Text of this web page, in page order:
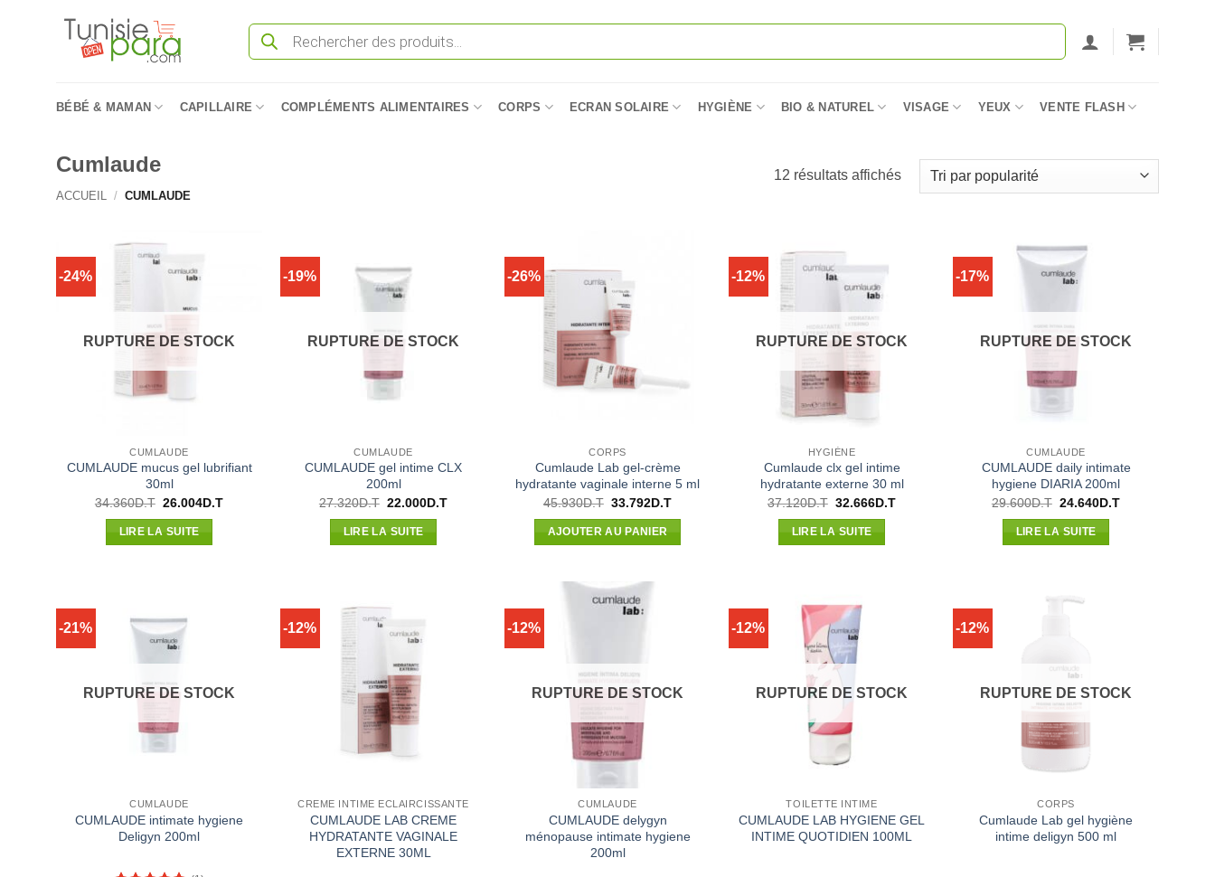
Recherche
produits
BÉBÉ & MAMAN CAPILLAIRE COMPLÉMENTS ALIMENTAIRES CORPS ECRAN SOLAIRE HYGIÈNE BIO & NATUREL VISAGE YEUX VENTE FLASH
Cumlaude
ACCUEIL / CUMLAUDE
12 résultats affichésTrié
par
-24%
RUPTURE DE STOCK
CUMLAUDE
CUMLAUDE mucus gel lubrifiant
30ml
34.360D.T Le
initial
était :
26.004D.TLe
LIRE LA SUITE
-19%
RUPTURE DE STOCK
CUMLAUDE
CUMLAUDE gel intime CLX
200ml
27.320D.T Le
initial
était :
22.000D.TLe
LIRE LA SUITE
-26%
CORPS
Cumlaude Lab gel-crème
hydratante vaginale interne 5 ml
45.930D.T Le
initial
était :
33.792D.TLe
AJOUTER AU PANIER
-12%
RUPTURE DE STOCK
HYGIÈNE
Cumlaude clx gel intime
hydratante externe 30 ml
37.120D.T Le
initial
était :
32.666D.TLe
LIRE LA SUITE
-17%
RUPTURE DE STOCK
CUMLAUDE
CUMLAUDE daily intimate
hygiene DIARIA 200ml
29.600D.T Le
initial
était :
24.640D.TLe
LIRE LA SUITE
-21%
RUPTURE DE STOCK
CUMLAUDE
CUMLAUDE intimate hygiene
Deligyn 200ml
-12%
CREME INTIME ECLAIRCISSANTE
CUMLAUDE LAB CREME
HYDRATANTE VAGINALE
EXTERNE 30ML
-12%
RUPTURE DE STOCK
CUMLAUDE
CUMLAUDE delygyn
ménopause intimate hygiene
200ml
-12%
RUPTURE DE STOCK
TOILETTE INTIME
CUMLAUDE LAB HYGIENE GEL
INTIME QUOTIDIEN 100ML
-12%
RUPTURE DE STOCK
CORPS
Cumlaude Lab gel hygiène
intime deligyn 500 ml